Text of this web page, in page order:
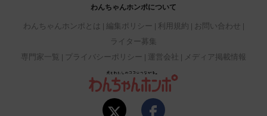
わんちゃんホンポについて
わんちゃんホンポとは 編集ポリシー 利用規約
お問い合わせ
ライター募集
専門家一覧
プライバシーポリシー 運営会社 メディア掲載情報